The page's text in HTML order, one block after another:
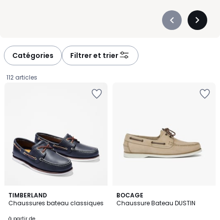
Précédent
Catégories Filtrer et trier
112 articles
TIMBERLAND
Chaussures bateau classiques
4,4
/ 5
2
Couleurs
BOCAGE
Chaussure Bateau DUSTIN
5
/